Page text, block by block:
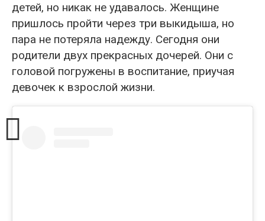
детей, но никак не удавалось. Женщине
пришлось пройти через три выкидыша, но
пара не потеряла надежду. Сегодня они
родители двух прекрасных дочерей. Они с
головой погружены в воспитание, приучая
девочек к взрослой жизни.